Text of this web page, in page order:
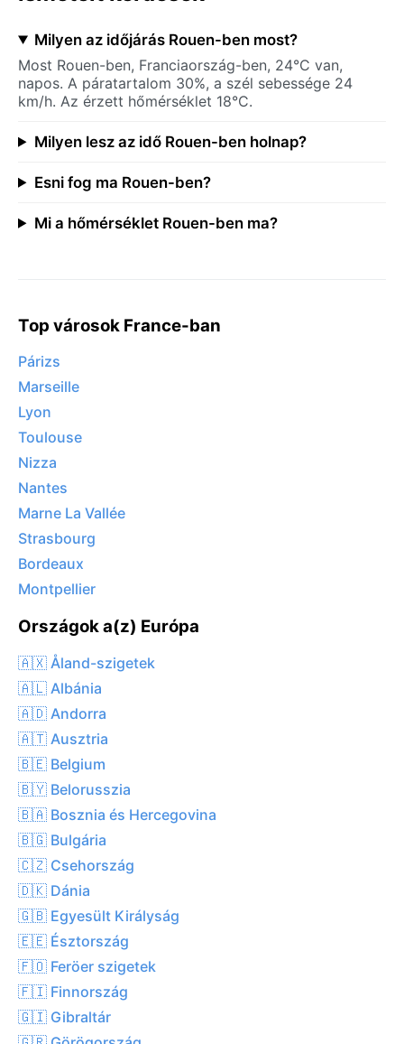
Milyen az időjárás Rouen-ben most?
Most Rouen-ben, Franciaország-ben, 24°C van,
napos. A páratartalom 30%, a szél sebessége 24
km/h. Az érzett hőmérséklet 18°C.
Milyen lesz az idő Rouen-ben holnap?
Esni fog ma Rouen-ben?
Mi a hőmérséklet Rouen-ben ma?
Top városok France-ban
Párizs
Marseille
Lyon
Toulouse
Nizza
Nantes
Marne La Vallée
Strasbourg
Bordeaux
Montpellier
Országok a(z) Európa
🇦🇽 Åland-szigetek
🇦🇱 Albánia
🇦🇩 Andorra
🇦🇹 Ausztria
🇧🇪 Belgium
🇧🇾 Belorusszia
🇧🇦 Bosznia és Hercegovina
🇧🇬 Bulgária
🇨🇿 Csehország
🇩🇰 Dánia
🇬🇧 Egyesült Királyság
🇪🇪 Észtország
🇫🇴 Feröer szigetek
🇫🇮 Finnország
🇬🇮 Gibraltár